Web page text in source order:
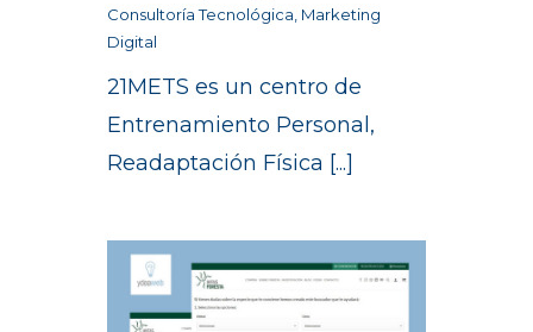
Consultoría Tecnológica Marketing
Digital
21METS es un centro de
Entrenamiento Personal,
Readaptación Física [...]